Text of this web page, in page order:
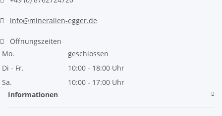
info@mineralien-egger.de
Öffnungszeiten
Mo.
geschlossen
Di - Fr.
10:00 - 18:00 Uhr
Sa.
10:00 - 17:00 Uhr
Informationen